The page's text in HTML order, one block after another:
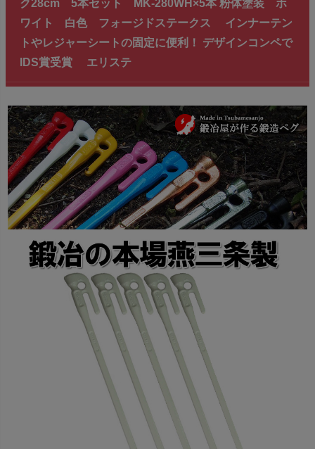
ク28cm 5本セット MK-280WH×5本 粉体塗装 ホ
ワイト 白色 フォージドステークス インナーテン
トやレジャーシートの固定に便利！ デザインコンペで
IDS賞受賞 エリステ